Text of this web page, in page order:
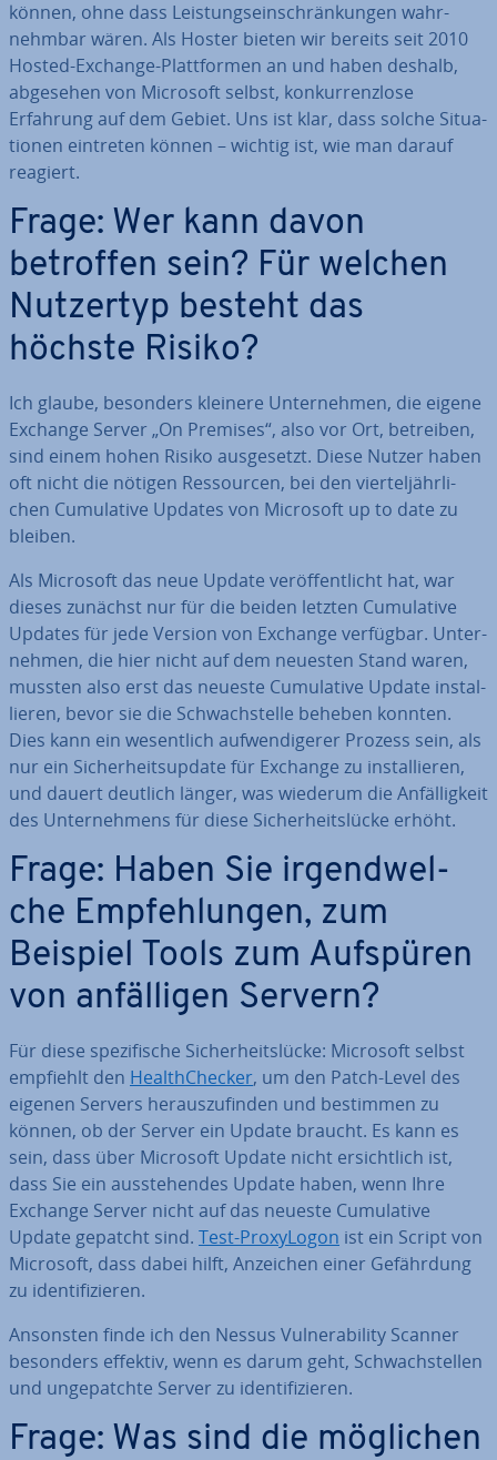
können, ohne dass Leis­tungs­ein­schrän­kun­gen wahr­
nehm­bar wären. Als Hoster bieten wir bereits seit 2010
Hosted-Exchange-Platt­for­men an und haben deshalb,
abgesehen von Microsoft selbst, kon­kur­renz­lo­se
Erfahrung auf dem Gebiet. Uns ist klar, dass solche Si­tua­
tio­nen eintreten können – wichtig ist, wie man darauf
reagiert.
Frage: Wer kann davon
betroffen sein? Für welchen
Nutzertyp besteht das
höchste Risiko?
Ich glaube, besonders kleinere Un­ter­neh­men, die eigene
Exchange Server „On Premises“, also vor Ort, betreiben,
sind einem hohen Risiko aus­ge­setzt. Diese Nutzer haben
oft nicht die nötigen Res­sour­cen, bei den vier­tel­jähr­li­
chen Cu­mu­la­ti­ve Updates von Microsoft up to date zu
bleiben.
Als Microsoft das neue Update ver­öf­fent­licht hat, war
dieses zunächst nur für die beiden letzten Cu­mu­la­ti­ve
Updates für jede Version von Exchange verfügbar. Un­ter­
neh­men, die hier nicht auf dem neuesten Stand waren,
mussten also erst das neueste Cu­mu­la­ti­ve Update in­stal­
lie­ren, bevor sie die Schwach­stel­le beheben konnten.
Dies kann ein we­sent­lich auf­wen­di­ge­rer Prozess sein, als
nur ein Si­cher­heits­up­date für Exchange zu in­stal­lie­ren,
und dauert deutlich länger, was wiederum die An­fäl­lig­keit
des Un­ter­neh­mens für diese Si­cher­heits­lü­cke erhöht.
Frage: Haben Sie ir­gend­wel­
che Emp­feh­lun­gen, zum
Beispiel Tools zum Aufspüren
von an­fäl­li­gen Servern?
Für diese spe­zi­fi­sche Si­cher­heits­lü­cke: Microsoft selbst
empfiehlt den He­alth­Che­cker, um den Patch-Level des
eigenen Servers her­aus­zu­fin­den und bestimmen zu
können, ob der Server ein Update braucht. Es kann es
sein, dass über Microsoft Update nicht er­sicht­lich ist,
dass Sie ein aus­ste­hen­des Update haben, wenn Ihre
Exchange Server nicht auf das neueste Cu­mu­la­ti­ve
Update gepatcht sind. Test-Pro­xy­Lo­gon ist ein Script von
Microsoft, dass dabei hilft, Anzeichen einer Ge­fähr­dung
zu iden­ti­fi­zie­ren.
Ansonsten finde ich den Nessus Vul­nerabi­li­ty Scanner
besonders effektiv, wenn es darum geht, Schwach­stel­len
und un­ge­patch­te Server zu iden­ti­fi­zie­ren.
Frage: Was sind die möglichen